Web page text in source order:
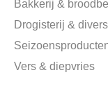
Bakkerij &
Drogisterij &
Vers & diepvries